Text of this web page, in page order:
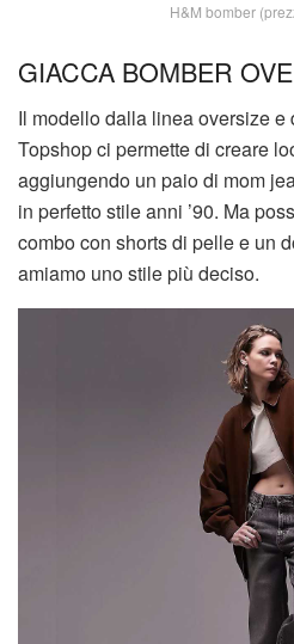
H&M bomber
GIACCA BOMBER
Il modello dalla linea oversize e
Topshop ci permette di creare
aggiungendo un paio di mom
in perfetto stile anni ’90. Ma
combo con shorts di pelle e un
amiamo uno stile più deciso.